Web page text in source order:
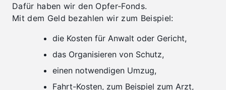
Dafür haben wir den Opfer-Fonds.
Mit dem Geld bezahlen wir zum Beispiel:
die Kosten für Anwalt oder Gericht,
das Organisieren von Schutz,
einen notwendigen Umzug,
Fahrt-Kosten, zum Beispiel zum Arzt,